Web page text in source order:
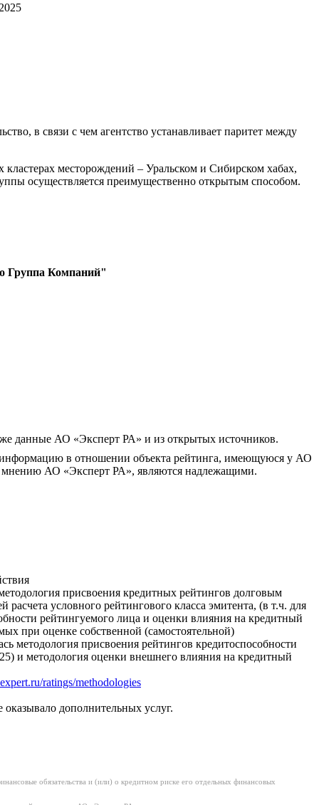
в связи с чем агентство устанавливает паритет между
месторождений – Уральском и Сибирском хабах,
осуществляется преимущественно открытым способом.
Группа Компаний"
данные АО «Эксперт РА» и из открытых источников.
в отношении объекта рейтинга, имеющуюся у АО
мнению АО «Эксперт РА», являются надлежащими.
присвоения кредитных рейтингов долговым
условного рейтингового класса эмитента, (в т.ч. для
рейтингуемого лица и оценки влияния на кредитный
при оценке собственной (самостоятельной)
методология присвоения рейтингов кредитоспособности
и методология оценки внешнего влияния на кредитный
ratings/methodologies
дополнительных услуг.
обязательства и (или) о кредитном риске его отдельных финансовых